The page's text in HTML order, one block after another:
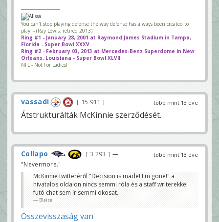
You can't stop playing defense the way defense has always been created to
play. - (Ray Lewis, retired 2013)
Ring #1 - January 28, 2001 at Raymond James Stadium in Tampa,
Florida - Super Bowl XXXV
Ring #2 - February 03, 2013 at Mercedes-Benz Superdome in New
Orleans, Louisiana - Super Bowl XLVII
NFL - Not For Ladies!
több mint 13 éve
vassadi 15 911
Átstrukturálták McKinnie szerződését.
több mint 13 éve
Collapo 3 293
—
"Nevermore."
McKinnie twitteréről "Decision is made! I'm gone!" a
hivatalos oldalon nincs semmi róla és a staff writerekkel
futó chat sem ír semmi okosat.
Blaise
Összevisszaság van